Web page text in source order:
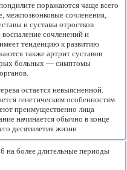
поражаются чаще всего
межпозвонковые сочленения,
и суставы отростков
сочленений и
тенденцию к развитию
также артрит суставов
больных — симптомы
остается невыясненной.
генетическим особенностям
преимущественно лица
начинается обычно в конце
десятилетия жизни
на более длительные периоды